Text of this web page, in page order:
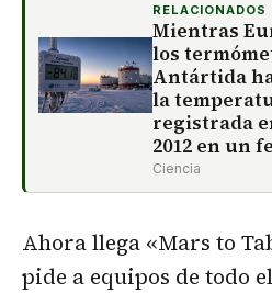
RELACIONADOS
Mientras
los
Antártida
la
registrada
2012 en un
Ciencia
Ahora llega «Mars to
pide a equipos de todo